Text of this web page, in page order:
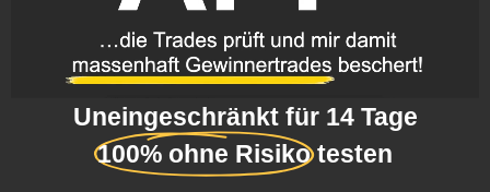
Uneingeschränkt für 14 Tage
100% ohne Risikotesten